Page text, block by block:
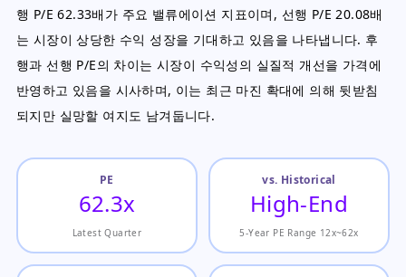
행 P/E 62.33배가 주요 밸류에이션 지표이며, 선행 P/E 20.08배
는 시장이 상당한 수익 성장을 기대하고 있음을 나타냅니다. 후
행과 선행 P/E의 차이는 시장이 수익성의 실질적 개선을 가격에
반영하고 있음을 시사하며, 이는 최근 마진 확대에 의해 뒷받침
되지만 실망할 여지도 남겨둡니다.
PE
62.3x
Latest Quarter
vs. Historical
High-End
5-Year PE Range 12x~62x